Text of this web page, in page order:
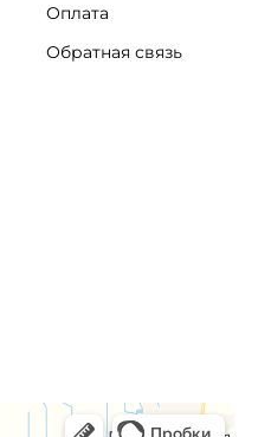
Оплата
Обратная связь